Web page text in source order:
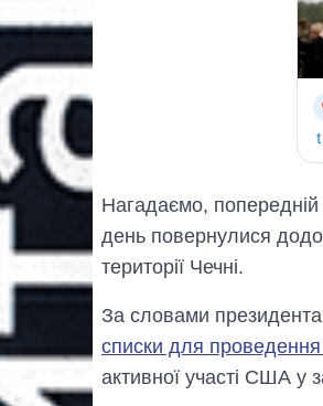
Нагадаємо,
день повернулися
території Чечні.
За словами
списки для
активної участі США у